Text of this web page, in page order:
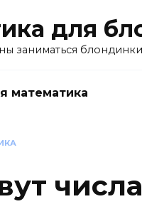
для
заниматься
математика